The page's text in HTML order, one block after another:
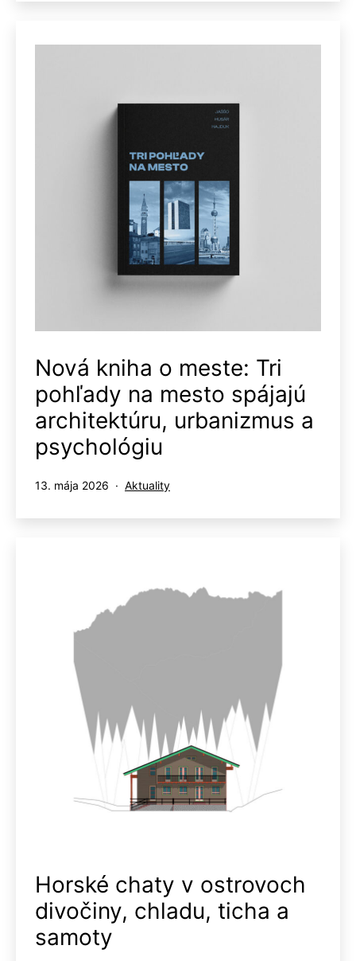
Nová kniha o meste: Tri
pohľady na mesto spájajú
architektúru, urbanizmus a
psychológiu
Publikované
13. mája 2026
Kategorizované
Aktuality
Horské chaty v ostrovoch
divočiny, chladu, ticha a
samoty